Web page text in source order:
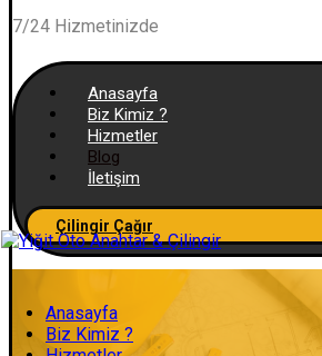
7/24 Hizmetinizde
Anasayfa
Biz Kimiz ?
Hizmetler
Blog
İletişim
Çilingir Çağır
Anasayfa
Biz Kimiz ?